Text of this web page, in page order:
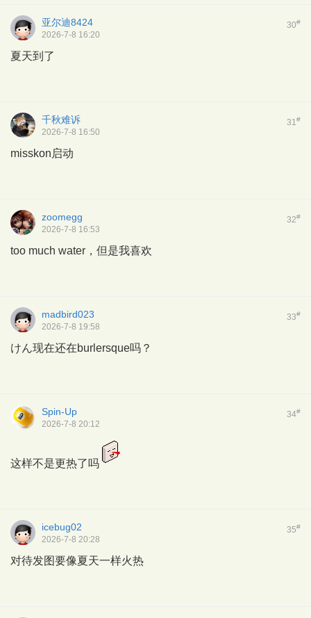
30#
亚尔迪8424
2026-7-8 16:20
夏天到了
31#
千秋难诉
2026-7-8 16:50
misskon启动
32#
zoomegg
2026-7-8 16:53
too much water，但是我喜欢
33#
madbird023
2026-7-8 19:58
けん现在还在burlersque吗？
34#
Spin-Up
2026-7-8 20:12
这样不是更热了吗
35#
icebug02
2026-7-8 20:28
对待发图要像夏天一样火热